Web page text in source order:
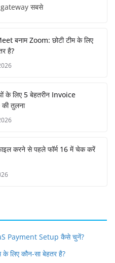
gateway सबसे
बनाम Zoom: छोटी टीम के लिए
है?
के लिए 5 बेहतरीन Invoice
तुलना
करने से पहले फॉर्म 16 में चेक करें
Payment Setup कैसे चुनें?
लिए कौन-सा बेहतर है?